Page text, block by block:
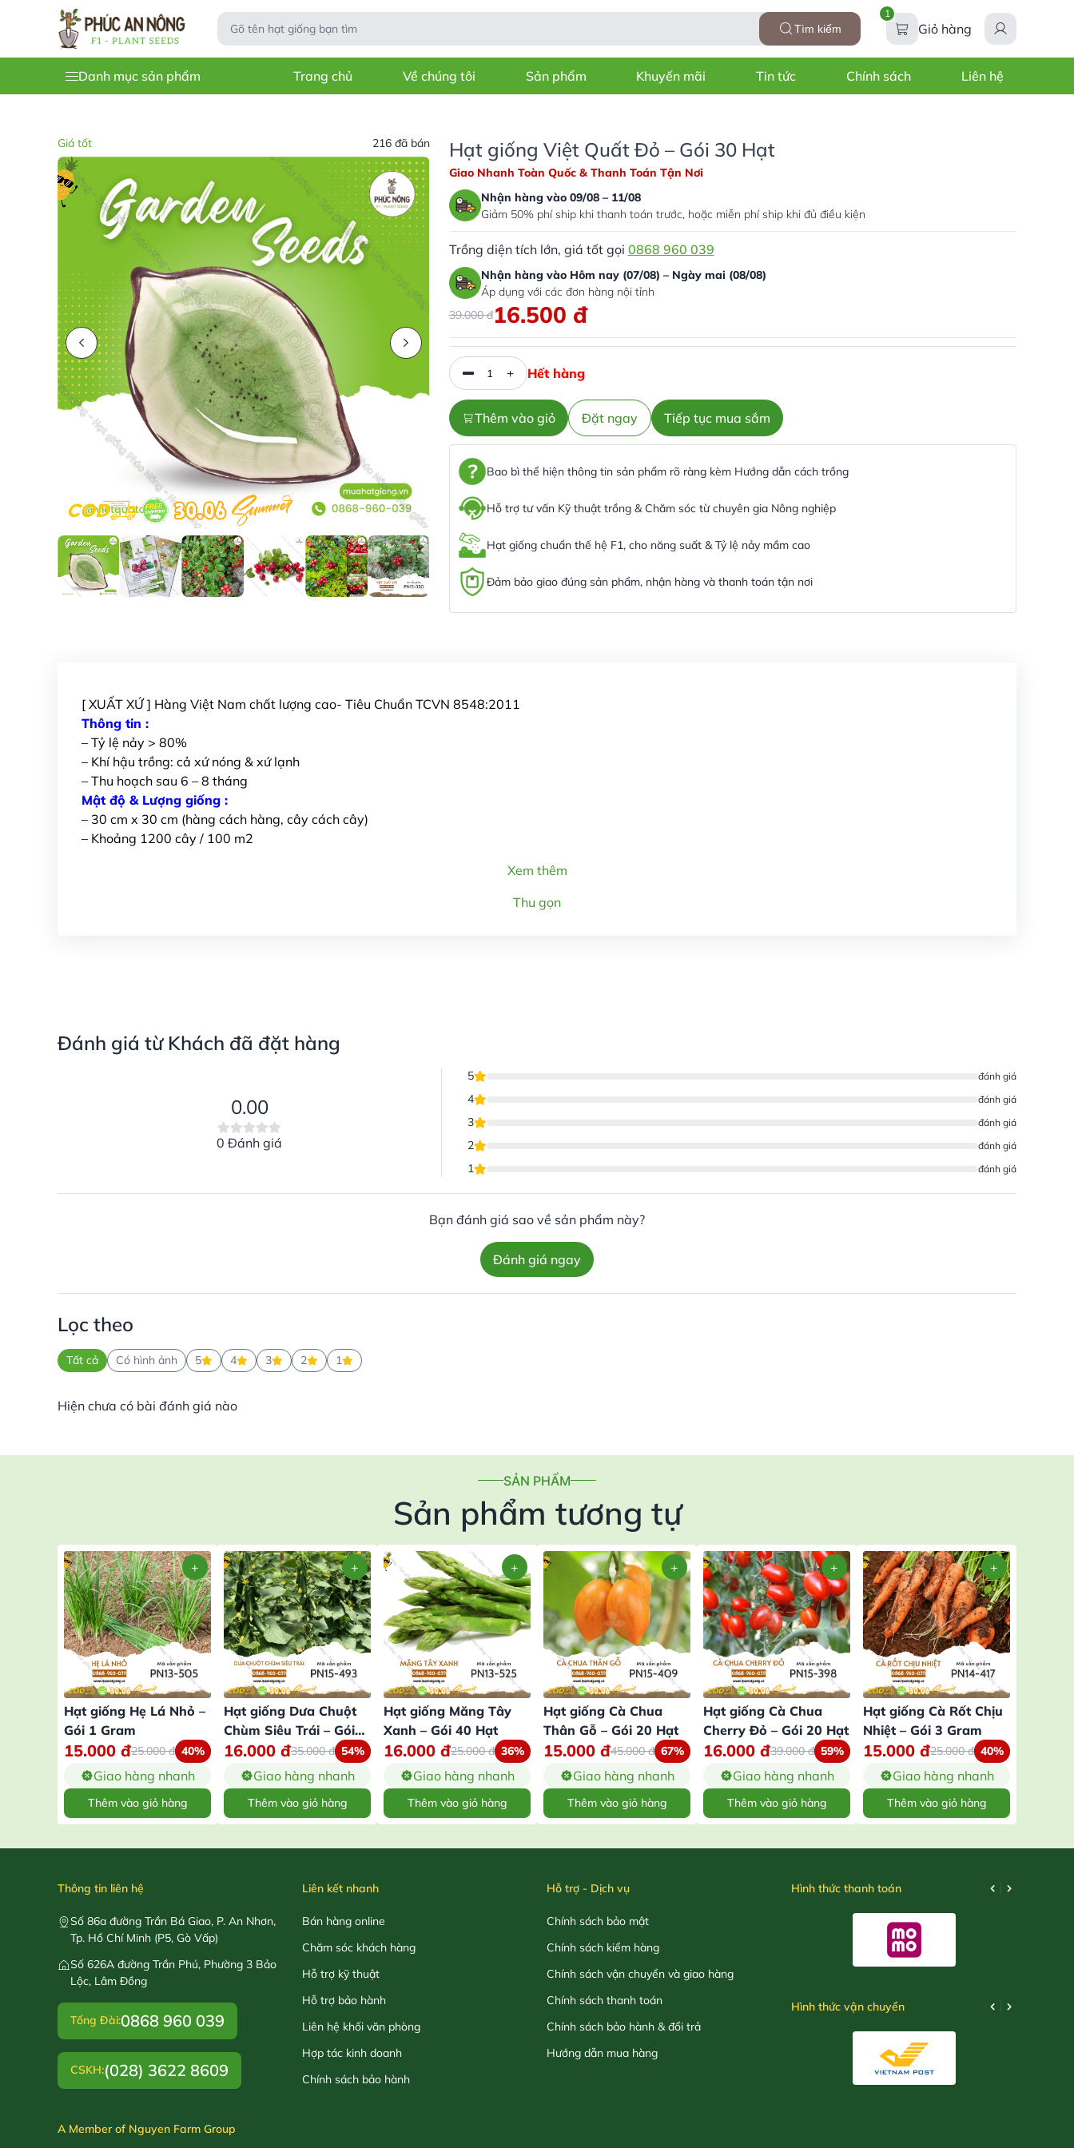
Tìm kiếm
1
Giỏ hàng
Danh mục sản phẩm Trang chủ Về chúng tôi Sản phẩm Khuyến mãi Tin tức Chính sách Liên hệ
Giá tốt 216 đã bán Hạt giống Việt Quất Đỏ – Gói 30 Hạt
Giao Nhanh Toàn Quốc & Thanh Toán Tận Nơi
Nhận hàng vào 09/08 – 11/08
Giảm 50% phí ship khi thanh toán trước, hoặc miễn phí ship khi đủ điều kiện
Trồng diện tích lớn, giá tốt gọi 0868 960 039
Nhận hàng vào Hôm nay (07/08) – Ngày mai (08/08)
Áp dụng với các đơn hàng nội tỉnh
39.000đ16.500 đ
Hết hàng
Thêm vào giỏ Đặt ngay Tiếp tục mua sắm
Bao bì thể hiện thông tin sản phẩm rõ ràng kèm Hướng dẫn cách trồng
Hỗ trợ tư vấn Kỹ thuật trồng & Chăm sóc từ chuyên gia Nông nghiệp
Hạt giống chuẩn thế hệ F1, cho năng suất & Tỷ lệ nảy mầm cao
Đảm bảo giao đúng sản phẩm, nhận hàng và thanh toán tận nơi
[ XUẤT XỨ ] Hàng Việt Nam chất lượng cao- Tiêu Chuẩn TCVN 8548:2011
Thông tin :
– Tỷ lệ nảy > 80%
– Khí hậu trồng: cả xứ nóng & xứ lạnh
– Thu hoạch sau 6 – 8 tháng
Mật độ & Lượng giống :
– 30 cm x 30 cm (hàng cách hàng, cây cách cây)
– Khoảng 1200 cây / 100 m2
Xem thêm
Thu gọn
Đánh giá từ Khách đã đặt hàng
0.00
0 Đánh giá
5 đánh giá
4 đánh giá
3 đánh giá
2 đánh giá
1 đánh giá
Bạn đánh giá sao về sản phẩm này?
Đánh giá ngay
Lọc theo
Tất cả Có hình ảnh 5 4 3 2 1
Hiện chưa có bài đánh giá nào
SẢN PHẨM
Sản phẩm tương tự
Hạt giống Hẹ Lá Nhỏ –
Gói 1 Gram
15.000 đ25.000đ 40%
Giao hàng nhanh
Thêm vào giỏ hàng
Hạt giống Dưa Chuột
Chùm Siêu Trái – Gói
10 Hạt
16.000 đ35.000đ 54%
Giao hàng nhanh
Thêm vào giỏ hàng
Hạt giống Măng Tây
Xanh – Gói 40 Hạt
16.000 đ25.000đ 36%
Giao hàng nhanh
Thêm vào giỏ hàng
Hạt giống Cà Chua
Thân Gỗ – Gói 20 Hạt
15.000 đ45.000đ 67%
Giao hàng nhanh
Thêm vào giỏ hàng
Hạt giống Cà Chua
Cherry Đỏ – Gói 20 Hạt
16.000 đ39.000đ 59%
Giao hàng nhanh
Thêm vào giỏ hàng
Hạt giống Cà Rốt Chịu
Nhiệt – Gói 3 Gram
15.000 đ25.000đ 40%
Giao hàng nhanh
Thêm vào giỏ hàng
Thông tin liên hệ
Số 86a đường Trần Bá Giao, P. An Nhơn,
Tp. Hồ Chí Minh (P5, Gò Vấp)
Số 626A đường Trần Phú, Phường 3 Bảo
Lộc, Lâm Đồng
Tổng Đài:0868 960 039
CSKH:(028) 3622 8609
A Member of Nguyen Farm Group
Liên kết nhanh
Bán hàng online
Chăm sóc khách hàng
Hỗ trợ kỹ thuật
Hỗ trợ bảo hành
Liên hệ khối văn phòng
Hợp tác kinh doanh
Chính sách bảo hành
Hỗ trợ - Dịch vụ
Chính sách bảo mật
Chính sách kiểm hàng
Chính sách vận chuyển và giao hàng
Chính sách thanh toán
Chính sách bảo hành & đổi trả
Hướng dẫn mua hàng
Hình thức thanh toán
Hình thức vận chuyển